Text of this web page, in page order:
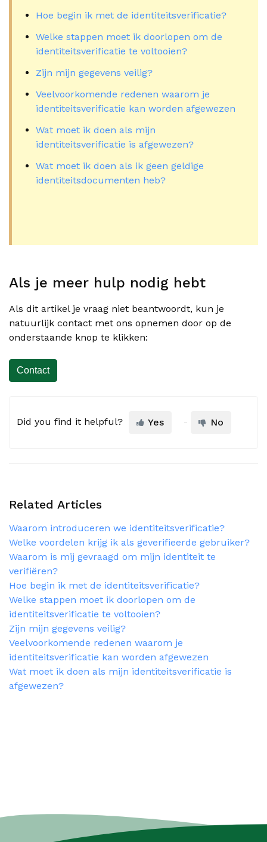
Hoe begin ik met de identiteitsverificatie?
Welke stappen moet ik doorlopen om de
identiteitsverificatie te voltooien?
Zijn mijn gegevens veilig?
Veelvoorkomende redenen waarom je
identiteitsverificatie kan worden afgewezen
Wat moet ik doen als mijn
identiteitsverificatie is afgewezen?
Wat moet ik doen als ik geen geldige
identiteitsdocumenten heb?
Als je meer hulp nodig hebt
Als dit artikel je vraag niet beantwoordt, kun je
natuurlijk contact met ons opnemen door op de
onderstaande knop te klikken:
Contact
Did you find it helpful? Yes No
Related Articles
Waarom introduceren we identiteitsverificatie?
Welke voordelen krijg ik als geverifieerde gebruiker?
Waarom is mij gevraagd om mijn identiteit te
verifiëren?
Hoe begin ik met de identiteitsverificatie?
Welke stappen moet ik doorlopen om de
identiteitsverificatie te voltooien?
Zijn mijn gegevens veilig?
Veelvoorkomende redenen waarom je
identiteitsverificatie kan worden afgewezen
Wat moet ik doen als mijn identiteitsverificatie is
afgewezen?